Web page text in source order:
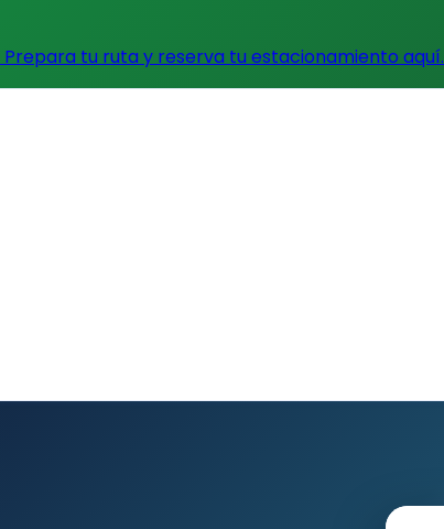
Prepara tu ruta y reserva tu estacionamiento aquí.